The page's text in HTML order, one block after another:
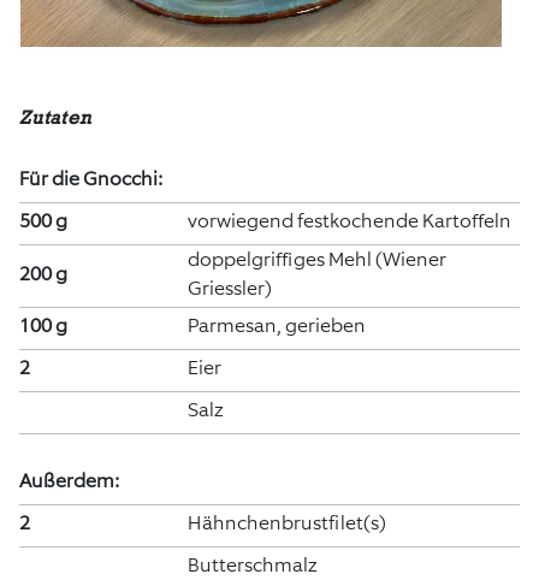
Zutaten
Für die Gnocchi:
500 g
vorwiegend festkochende Kartoffeln
200 g
doppelgriffiges Mehl (Wiener
Griessler)
100 g
Parmesan, gerieben
2
Eier
Salz
Außerdem:
2
Hähnchenbrustfilet(s)
Butterschmalz